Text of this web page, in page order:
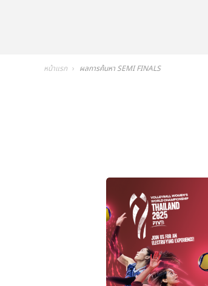
หน้าแรก ผลการค้นหา SEMI FINALS